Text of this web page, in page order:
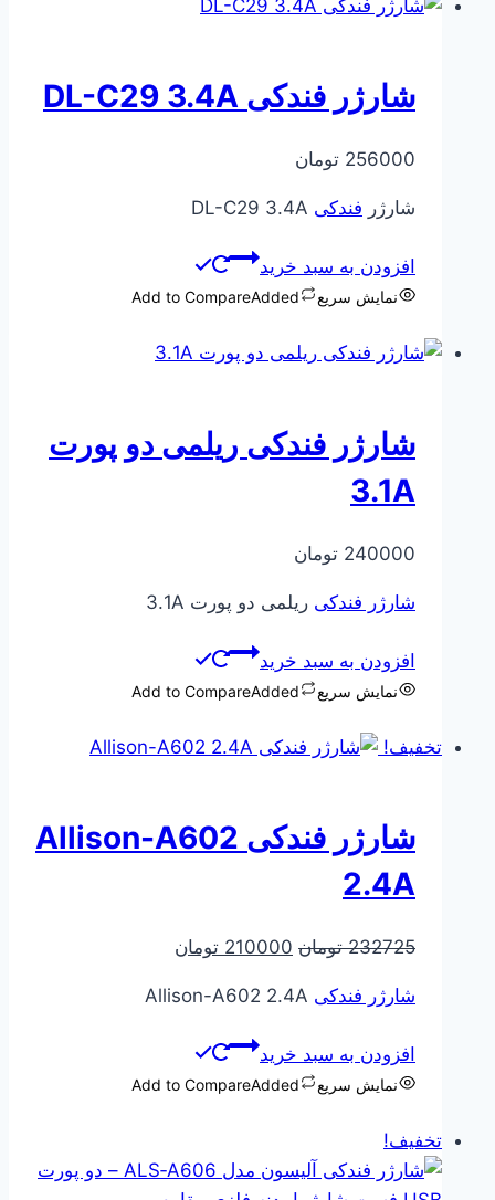
شارژر فندکی DL-C29 3.4A
256000 تومان
شارژر فندکی
افزودن به سبد خرید
نمایش سریع Add to CompareAdded
شارژر فندکی ریلمی دو پورت
3.1A
240000 تومان
شارژر فندکی ریلمی دو پورت 3.1A
افزودن به سبد خرید
نمایش سریع Add to CompareAdded
تخفیف!
شارژر فندکی Allison-A602
2.4A
232725 تومان قیمت
232725 تومان
210000 تومان
شارژر فندکی
افزودن به سبد خرید
نمایش سریع Add to CompareAdded
تخفیف!